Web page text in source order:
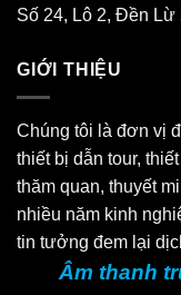
Số 24, Lô 2, Đền Lừ
GIỚI THIỆU
Chúng tôi là đơn vị
thiết bị dẫn tour,
thăm quan, thuyết
nhiều năm kinh
tin tưởng đem lại
Âm thanh